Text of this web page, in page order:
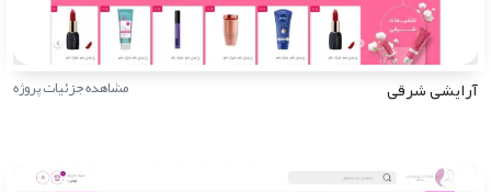
آرایشی شرقی مشاهده جزئیات پروژه